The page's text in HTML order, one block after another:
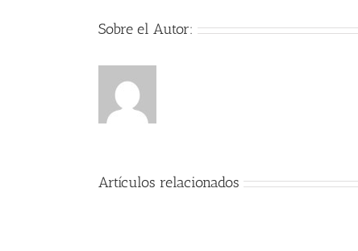
Sobre el Autor:
Artículos relacionados